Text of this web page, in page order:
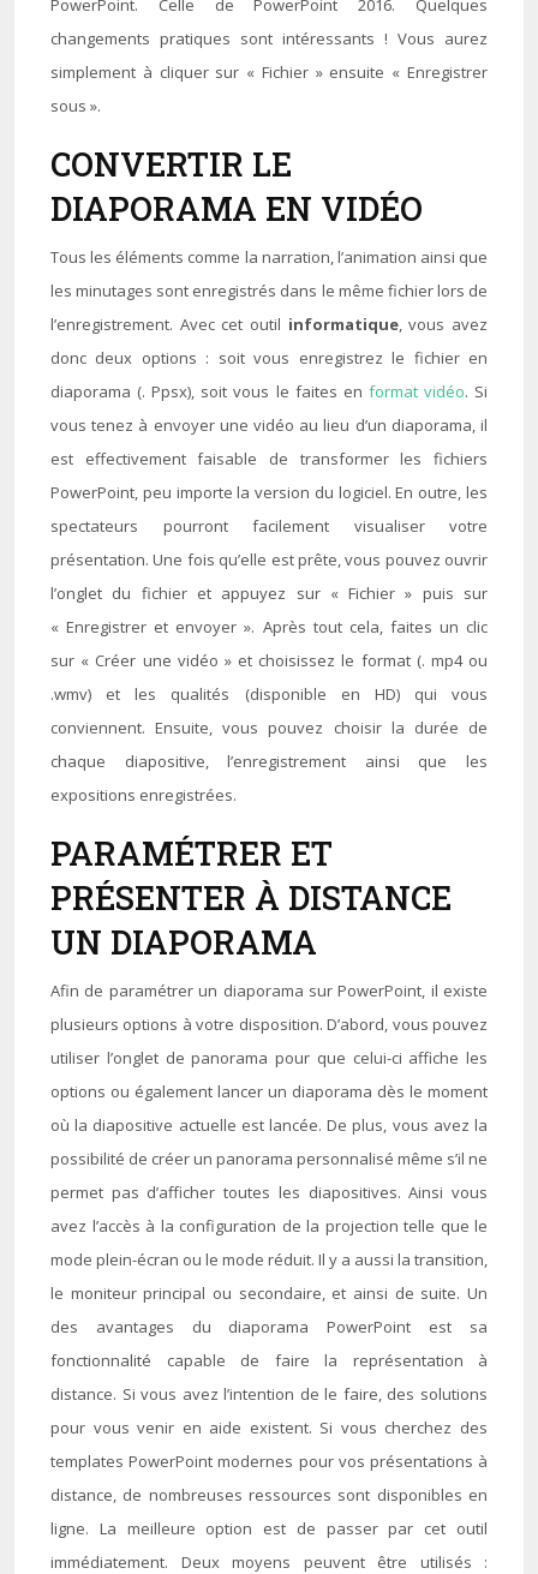
PowerPoint. Celle de PowerPoint 2016. Quelques
changements pratiques sont intéressants ! Vous aurez
simplement à cliquer sur « Fichier » ensuite « Enregistrer
sous ».
CONVERTIR LE
DIAPORAMA EN VIDÉO
Tous les éléments comme la narration, l’animation ainsi que
les minutages sont enregistrés dans le même fichier lors de
l’enregistrement. Avec cet outil informatique, vous avez
donc deux options : soit vous enregistrez le fichier en
diaporama (. Ppsx), soit vous le faites en format vidéo. Si
vous tenez à envoyer une vidéo au lieu d’un diaporama, il
est effectivement faisable de transformer les fichiers
PowerPoint, peu importe la version du logiciel. En outre, les
spectateurs pourront facilement visualiser votre
présentation. Une fois qu’elle est prête, vous pouvez ouvrir
l’onglet du fichier et appuyez sur « Fichier » puis sur
« Enregistrer et envoyer ». Après tout cela, faites un clic
sur « Créer une vidéo » et choisissez le format (. mp4 ou
.wmv) et les qualités (disponible en HD) qui vous
conviennent. Ensuite, vous pouvez choisir la durée de
chaque diapositive, l’enregistrement ainsi que les
expositions enregistrées.
PARAMÉTRER ET
PRÉSENTER À DISTANCE
UN DIAPORAMA
Afin de paramétrer un diaporama sur PowerPoint, il existe
plusieurs options à votre disposition. D’abord, vous pouvez
utiliser l’onglet de panorama pour que celui-ci affiche les
options ou également lancer un diaporama dès le moment
où la diapositive actuelle est lancée. De plus, vous avez la
possibilité de créer un panorama personnalisé même s’il ne
permet pas d’afficher toutes les diapositives. Ainsi vous
avez l’accès à la configuration de la projection telle que le
mode plein-écran ou le mode réduit. Il y a aussi la transition,
le moniteur principal ou secondaire, et ainsi de suite. Un
des avantages du diaporama PowerPoint est sa
fonctionnalité capable de faire la représentation à
distance. Si vous avez l’intention de le faire, des solutions
pour vous venir en aide existent. Si vous cherchez des
templates PowerPoint modernes pour vos présentations à
distance, de nombreuses ressources sont disponibles en
ligne. La meilleure option est de passer par cet outil
immédiatement. Deux moyens peuvent être utilisés :